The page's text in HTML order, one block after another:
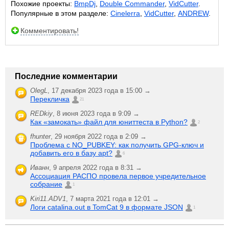
Похожие проекты: BmpDj Double Commander, VidCutter.
Популярные в этом разделе: Cinelerra VidCutter, ANDREW.
Комментировать!
Последние комментарии
OlegL, 17 декабря 2023 года в 15:00 →
Перекличка 21
REDkiy, 8 июня 2023 года в 9:09 →
Как «замокать» файл для юниттеста в Python? 2
fhunter, 29 ноября 2022 года в 2:09 →
Проблема с NO_PUBKEY: как получить GPG-ключ и
добавить его в базу apt?
6
Иванн, 9 апреля 2022 года в 8:31 →
Ассоциация РАСПО провела первое учредительное
собрание
1
Kiri11.ADV1, 7 марта 2021 года в 12:01 →
Логи catalina.out в TomCat 9 в формате JSON 1